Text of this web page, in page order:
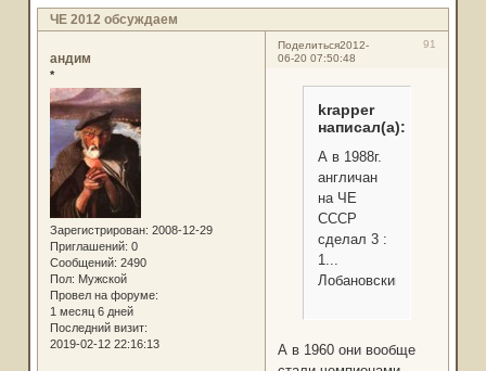
ЧЕ 2012 обсуждаем
Поделиться 91
2012-
06-20 07:50:48
андим
*
Зарегистрирован: 2008-12-29
Приглашений: 0
Сообщений: 2490
Пол: Мужской
Провел на форуме:
1 месяц 6 дней
Последний визит:
2019-02-12 22:16:13
krapper
написал(а):
А в 1988г.
англичан
на ЧЕ
СССР
сделал 3 :
1...
Лобановский.
А в 1960 они вообще